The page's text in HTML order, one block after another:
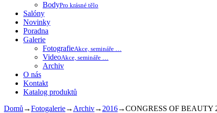
BodyPro krásné tělo
Salóny
Novinky
Poradna
Galerie
FotografieAkce, semináře …
VideoAkce, semináře …
Archiv
O nás
Kontakt
Katalog produktů
Domů →Fotogalerie→ Archiv→ 2016→CONGRESS OF BEAUTY